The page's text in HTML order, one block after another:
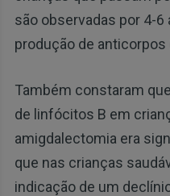
são observadas por 4-
produção de anticorpos
Também constaram
de linfócitos B em
amigdalectomia era
que nas crianças
indicação de um